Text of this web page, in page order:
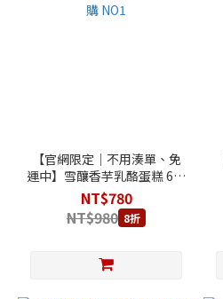
【官網限定｜不用湊單、免
運中】雪釀香芋乳酪蛋糕 6吋
｜回購 NO1
NT$780
NT$980 8折